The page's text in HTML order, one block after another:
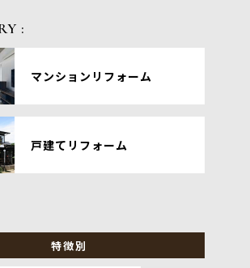
:
マンションリフォーム
戸建てリフォーム
特徴別